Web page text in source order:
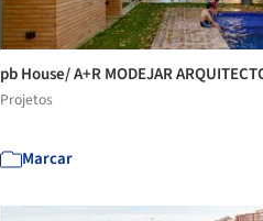
pb House/ A+R MODEJAR
Projetos
Marcar